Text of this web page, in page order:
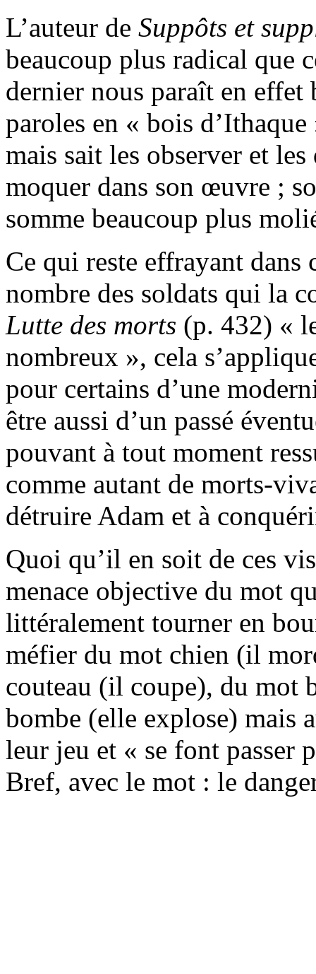
L’auteur de Suppôts et
beaucoup plus radical que
dernier nous paraît en
paroles en « bois
mais sait les observer et
moquer dans son œuvre ;
somme beaucoup plus
Ce qui reste effrayant dans
nombre des soldats qui la
Lutte des morts (p. 432) «
nombreux », cela
pour certains d’une
être aussi d’un passé
pouvant à tout moment
comme autant de morts-
détruire Adam et à
Quoi qu’il en soit de ces
menace objective du mot
littéralement tourner en
méfier du mot chien (il
couteau (il coupe), du mot
bombe (elle explose) mais
leur jeu et « se font passer
Bref, avec le mot : le